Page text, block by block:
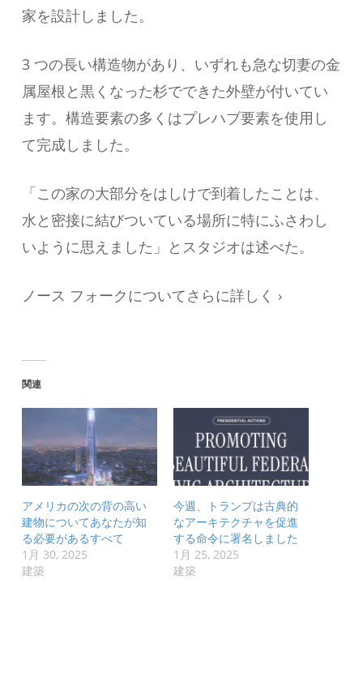
家を設計しました。
3 つの長い構造物があり、いずれも急な切妻の金
属屋根と黒くなった杉でできた外壁が付いてい
ます。構造要素の多くはプレハブ要素を使用し
て完成しました。
「この家の大部分をはしけで到着したことは、
水と密接に結びついている場所に特にふさわし
いように思えました」とスタジオは述べた。
ノース フォークについてさらに詳しく ›
関連
アメリカの次の背の高い
建物についてあなたが知
る必要があるすべて
1月 30, 2025
建築
今週、トランプは古典的
なアーキテクチャを促進
する命令に署名しました
1月 25, 2025
建築